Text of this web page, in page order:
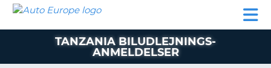
BILUDLEJNING
AUTOCAMPER
AUTO
EUROPE
BILUDLEJNING
AUTOCAMPER
PARTNER
TANZANIA BILUDLEJNINGS-
ANMELDELSER